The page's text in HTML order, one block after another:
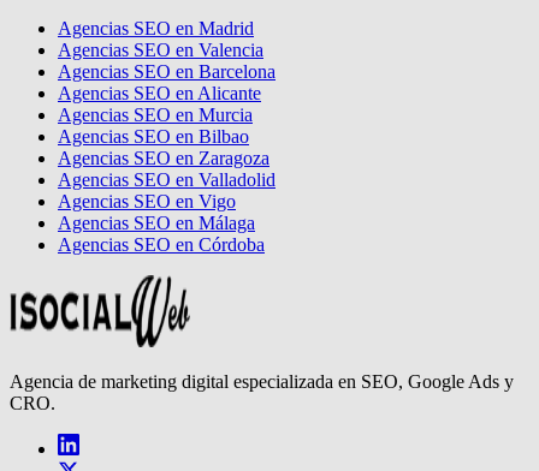
Agencias SEO en Madrid
Agencias SEO en Valencia
Agencias SEO en Barcelona
Agencias SEO en Alicante
Agencias SEO en Murcia
Agencias SEO en Bilbao
Agencias SEO en Zaragoza
Agencias SEO en Valladolid
Agencias SEO en Vigo
Agencias SEO en Málaga
Agencias SEO en Córdoba
Agencia de marketing digital especializada en SEO, Google Ads y
CRO.